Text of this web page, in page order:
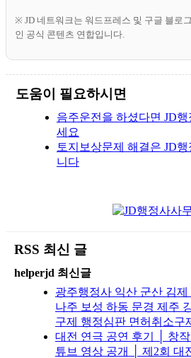
※ JD 네트워크는 워드프레스 및 구글 블로
인 공식 콘텐츠 연합입니다.
도움이 필요하시면
음주운전을 하셨다면 JD
세요
토지보상문제 해결은 JD
니다
RSS 최신 글
helperjd 최신글
광주행정사 익산 군산 김
나주 보성 하동 문경 제주
구제 행정심판 면허취소구
대전 연극 공연 후기 │ 창작
튜브 영상 공개 │ 제2회 대